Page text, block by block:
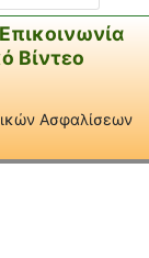
Επικοινωνία
Βίντεο
Ασφαλίσεων